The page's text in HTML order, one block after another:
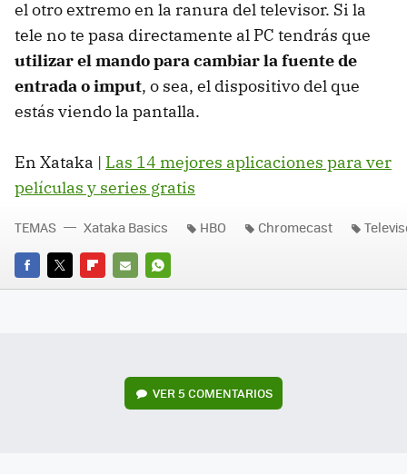
el otro extremo en la ranura del televisor. Si la
tele no te pasa directamente al PC tendrás que
utilizar el mando para cambiar la fuente de
entrada o imput, o sea, el dispositivo del que
estás viendo la pantalla.
En Xataka | Las 14 mejores aplicaciones para ver
películas y series gratis
FACEBOOK
TWITTERFLIPBOARD
E-
WHATSAPP
TEMAS Xataka Basics HBO Chromecast
VER5 COMENTARIOS